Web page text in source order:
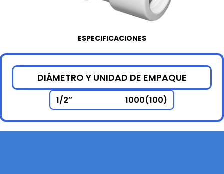
ESPECIFICACIONES
DIÁMETRO Y UNIDAD DE EMPAQUE
1/2″ 1000(100)